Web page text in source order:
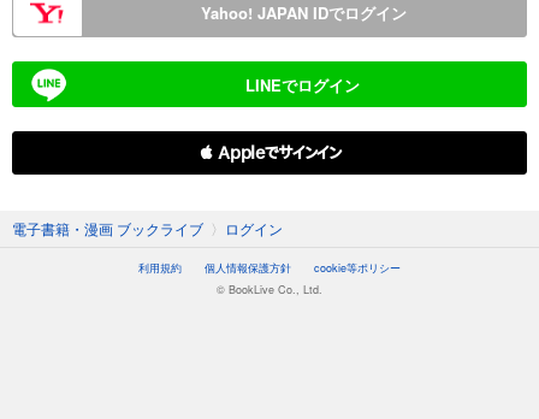
Yahoo! JAPAN IDでログイン
LINEでログイン
 Appleでサインイン
電子書籍・漫画 ブックライブ 〉 ログイン
利用規約 個人情報保護方針
cookie等ポリシー
© BookLive Co., Ltd.